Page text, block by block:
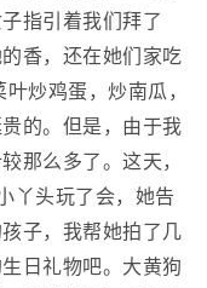
指引着我们拜了
香，还在她们家吃
炒鸡蛋，炒南瓜，
的。但是，由于我
那么多了。这天，
丫头玩了会，她告
子，我帮她拍了几
日礼物吧。大黄狗